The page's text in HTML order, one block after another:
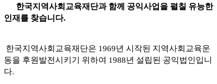
한국지역사회교육재단과 함께 공익사업을 펼칠 유능한
인재를 찾습니다.
한국지역사회교육재단은 1969년 시작된 지역사회교육운
동을 후원발전시키기 위하여 1988년 설립된 공익법인입니
다.